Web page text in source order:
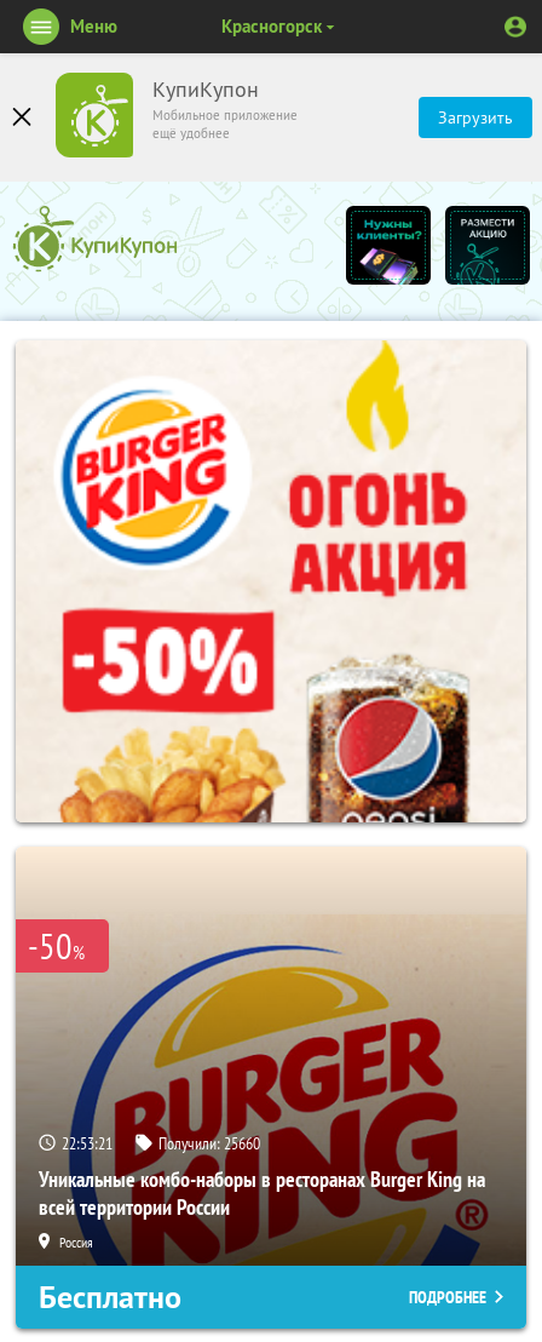
КупиКупон
Мобильное приложение
ещё удобнее
Загрузить
Меню Красногорск
-50%
22:53:17 Получили:25660
Уникальные комбо-наборы в ресторанах Burger King на
всей территории России
Россия
Бесплатно ПОДРОБНЕЕ